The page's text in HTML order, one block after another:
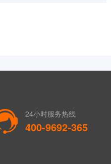
24小时服务热线
400-9692-365